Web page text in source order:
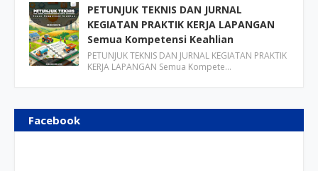
PETUNJUK TEKNIS DAN JURNAL
KEGIATAN PRAKTIK KERJA LAPANGAN
Semua Kompetensi Keahlian
PETUNJUK TEKNIS DAN JURNAL KEGIATAN PRAKTIK
KERJA LAPANGAN Semua Kompete…
Facebook